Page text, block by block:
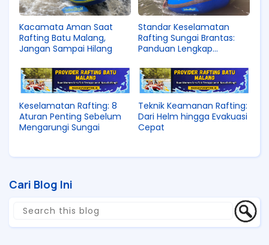
Kacamata Aman Saat
Rafting Batu Malang,
Jangan Sampai Hilang
Standar Keselamatan
Rafting Sungai Brantas:
Panduan Lengkap
Keselamatan Rafting: 8
Aturan Penting Sebelum
Mengarungi Sungai
Teknik Keamanan Rafting:
Dari Helm hingga Evakuasi
Cepat
Cari Blog Ini